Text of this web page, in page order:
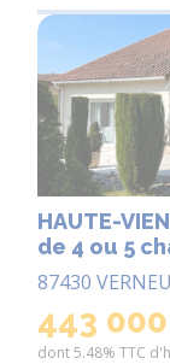
HAUTE-
de 4 ou 5
acres ? À
Limoges
87430
443 000
dont 5.48% TTC